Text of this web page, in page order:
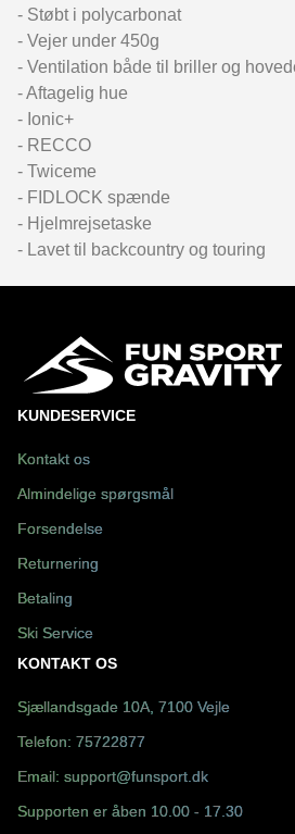
- Støbt i polycarbonat
- Vejer under 450g
- Ventilation både til briller og
- Aftagelig hue
- Ionic+
- RECCO
- Twiceme
- FIDLOCK spænde
- Hjelmrejsetaske
- Lavet til backcountry og touring
KUNDESERVICE
Kontakt os
Almindelige spørgsmål
Forsendelse
Returnering
Betaling
Ski Service
KONTAKT OS
Sjællandsgade 10A, 7100 Vejle
Telefon: 75722877
Email: support@funsport.dk
Supporten er åben 10.00 - 17.30